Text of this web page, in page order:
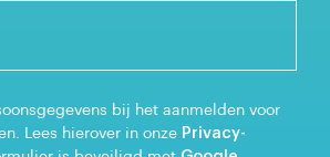
bij het aanmelden voor
Lees hierover in onze Privacy-